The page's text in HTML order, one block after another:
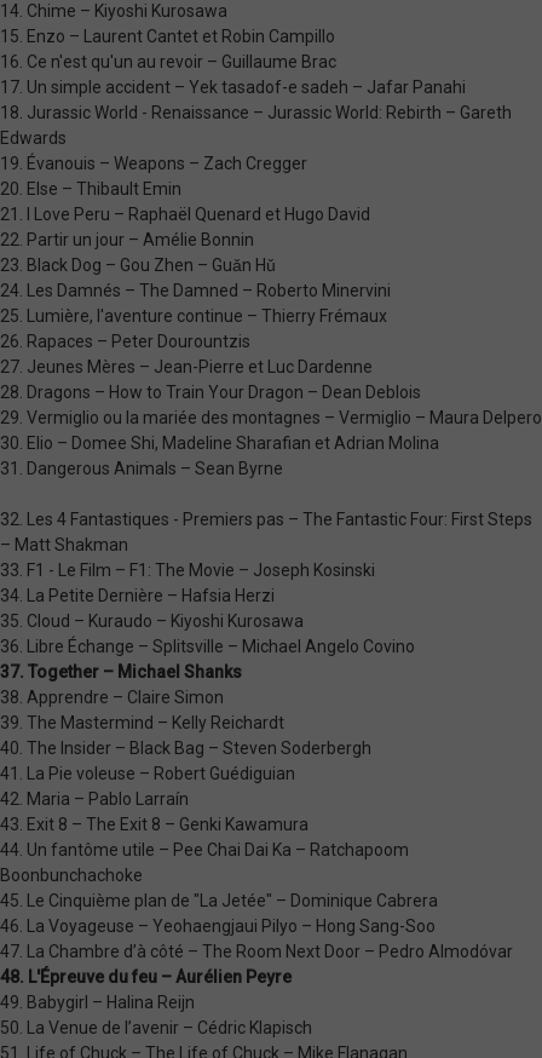
14. Chime – Kiyoshi Kurosawa
15. Enzo – Laurent Cantet et Robin Campillo
16. Ce n'est qu'un au revoir – Guillaume Brac
17. Un simple accident – Yek tasadof-e sadeh – Jafar Panahi
18. Jurassic World - Renaissance – Jurassic World: Rebirth – Gareth
Edwards
19. Évanouis – Weapons – Zach Cregger
20. Else – Thibault Emin
21. I Love Peru – Raphaël Quenard et Hugo David
22. Partir un jour – Amélie Bonnin
23. Black Dog – Gou Zhen – Guǎn Hǔ
24. Les Damnés – The Damned – Roberto Minervini
25. Lumière, l'aventure continue – Thierry Frémaux
26. Rapaces – Peter Dourountzis
27. Jeunes Mères – Jean-Pierre et Luc Dardenne
28. Dragons – How to Train Your Dragon – Dean Deblois
29. Vermiglio ou la mariée des montagnes – Vermiglio – Maura Delpero
30. Elio – Domee Shi, Madeline Sharafian et Adrian Molina
31. Dangerous Animals – Sean Byrne
32. Les 4 Fantastiques - Premiers pas – The Fantastic Four: First Steps
– Matt Shakman
33. F1 - Le Film – F1: The Movie – Joseph Kosinski
34. La Petite Dernière – Hafsia Herzi
35. Cloud – Kuraudo – Kiyoshi Kurosawa
36. Libre Échange – Splitsville – Michael Angelo Covino
37. Together – Michael Shanks
38. Apprendre – Claire Simon
39. The Mastermind – Kelly Reichardt
40. The Insider – Black Bag – Steven Soderbergh
41. La Pie voleuse – Robert Guédiguian
42. Maria – Pablo Larraín
43. Exit 8 – The Exit 8 – Genki Kawamura
44. Un fantôme utile – Pee Chai Dai Ka – Ratchapoom
Boonbunchachoke
45. Le Cinquième plan de "La Jetée" – Dominique Cabrera
46. La Voyageuse – Yeohaengjaui Pilyo – Hong Sang-Soo
47. La Chambre d’à côté – The Room Next Door – Pedro Almodóvar
48. L'Épreuve du feu – Aurélien Peyre
49. Babygirl – Halina Reijn
50. La Venue de l’avenir – Cédric Klapisch
51. Life of Chuck – The Life of Chuck – Mike Flanagan